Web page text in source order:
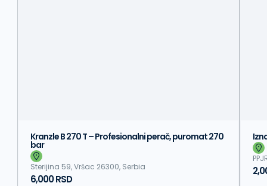
Kranzle B 270 T – Profesionalni perač, puromat 270
bar
Sterijina 59, Vršac 26300, Serbia
6,000 RSD